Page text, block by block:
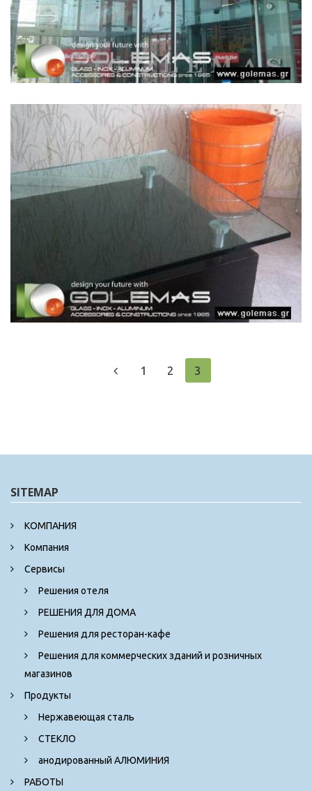
СТЕКЛЯННЫЕ СООРУЖЕНИЯ ДЛЯ
ВНУТРЕННИХ ПОМЕЩЕНИЙ
1 2 3
SITEMAP
КОМПАНИЯ
Компания
Сервисы
Решения отеля
РЕШЕНИЯ ДЛЯ ДОМА
Решения для ресторан-кафе
Решения для коммерческих зданий и розничных
магазинов
Продукты
Нержавеющая сталь
СТЕКЛО
анодированный АЛЮМИНИЯ
РАБОТЫ